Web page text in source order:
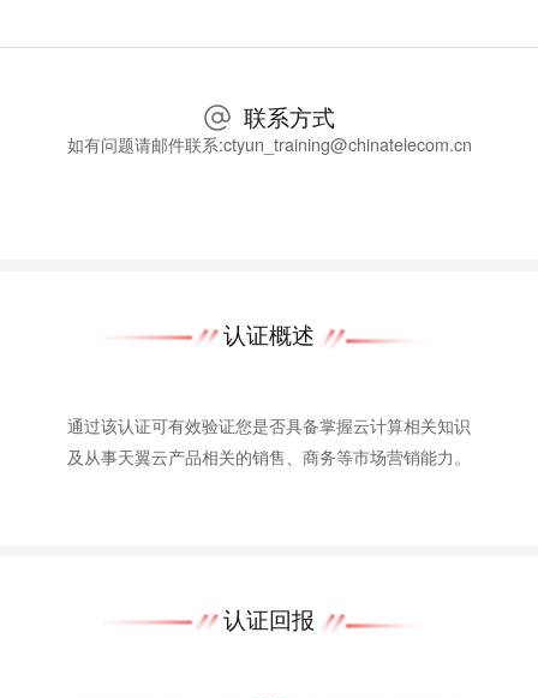
联系方式
如有问题请邮件联系:ctyun_training@chinatelecom.cn
认证概述
通过该认证可有效验证您是否具备掌握云计算相关知识
及从事天翼云产品相关的销售、商务等市场营销能力。
认证回报